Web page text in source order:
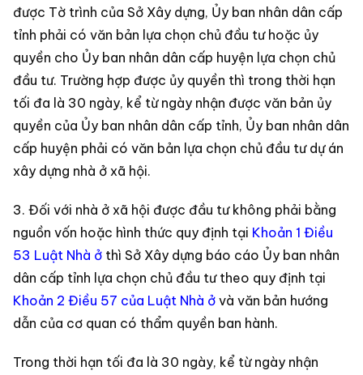
được Tờ trình của Sở Xây dựng, Ủy ban nhân dân cấp
tỉnh phải có văn bản lựa chọn chủ đầu tư hoặc ủy
quyền cho Ủy ban nhân dân cấp huyện lựa chọn chủ
đầu tư. Trường hợp được ủy quyền thì trong thời hạn
tối đa là 30 ngày, kể từ ngày nhận được văn bản ủy
quyền của Ủy ban nhân dân cấp tỉnh, Ủy ban nhân dân
cấp huyện phải có văn bản lựa chọn chủ đầu tư dự án
xây dựng nhà ở xã hội.
3. Đối với nhà ở xã hội được đầu tư không phải bằng
nguồn vốn hoặc hình thức quy định tại Khoản 1 Điều
53 Luật Nhà ở thì Sở Xây dựng báo cáo Ủy ban nhân
dân cấp tỉnh lựa chọn chủ đầu tư theo quy định tại
Khoản 2 Điều 57 của Luật Nhà ở và văn bản hướng
dẫn của cơ quan có thẩm quyền ban hành.
Trong thời hạn tối đa là 30 ngày, kể từ ngày nhận